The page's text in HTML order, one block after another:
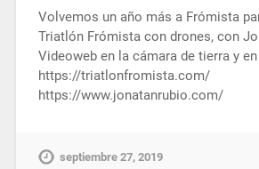
Volvemos un año más a Frómista
Triatlón Frómista con drones, con
Videoweb en la cámara de tierra y
https://triatlonfromista.com/
https://www.jonatanrubio.com/
septiembre 27, 2019